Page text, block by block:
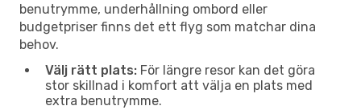
benutrymme, underhållning ombord eller
budgetpriser finns det ett flyg som matchar dina
behov.
Välj rätt plats: För längre resor kan det göra
stor skillnad i komfort att välja en plats med
extra benutrymme.